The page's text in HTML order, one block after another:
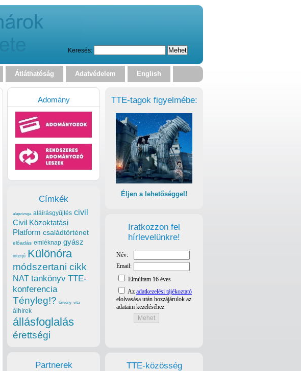
Keresés:
Átláthatóság Adatvédelem English
TTE-tagok figyelmébe:
Éljen a lehetőséggel!
Iratkozzon fel
hírlevelünkre!
TTE-közösség
Adomány
Címkék
alapvizsga aláírásgyűjtés civil
Civil Közoktatási
Platform családtörténet
előadás emléknap gyász
interjú Különóra
módszertani cikk
NAT tankönyv TTE-
konferencia
Tényleg!? törvény vita
álhírek
állásfoglalás
érettségi
Partnerek